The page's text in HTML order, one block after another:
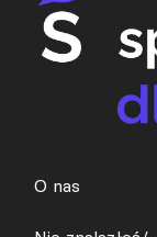
O nas